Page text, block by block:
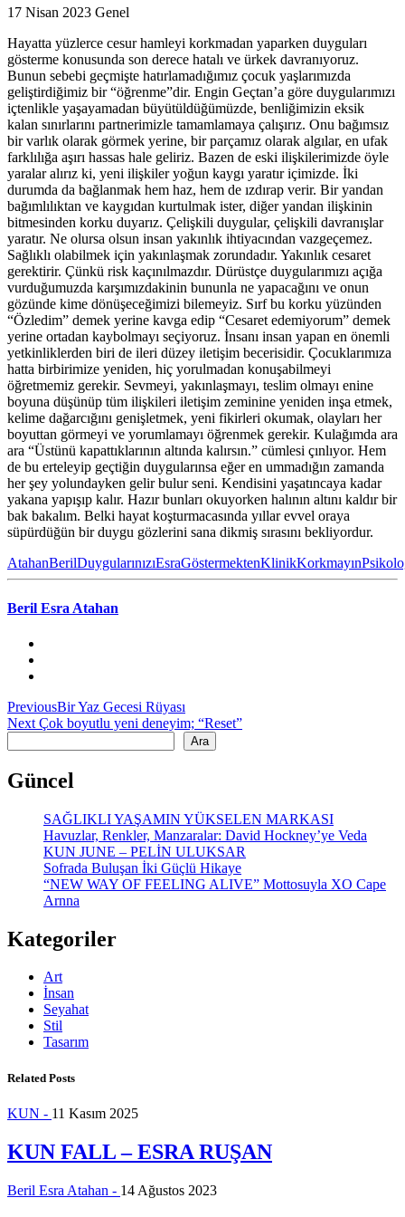
17 Nisan 2023 Genel
Hayatta yüzlerce cesur hamleyi korkmadan yaparken duyguları
gösterme konusunda son derece hatalı ve ürkek davranıyoruz.
Bunun sebebi geçmişte hatırlamadığımız çocuk yaşlarımızda
geliştirdiğimiz bir “öğrenme”dir. Engin Geçtan’a göre duygularımızı
içtenlikle yaşayamadan büyütüldüğümüzde, benliğimizin eksik
kalan sınırlarını partnerimizle tamamlamaya çalışırız. Onu bağımsız
bir varlık olarak görmek yerine, bir parçamız olarak algılar, en ufak
farklılığa aşırı hassas hale geliriz. Bazen de eski ilişkilerimizde öyle
yaralar alırız ki, yeni ilişkiler yoğun kaygı yaratır içimizde. İki
durumda da bağlanmak hem haz, hem de ızdırap verir. Bir yandan
bağımlılıktan ve kaygıdan kurtulmak ister, diğer yandan ilişkinin
bitmesinden korku duyarız. Çelişkili duygular, çelişkili davranışlar
yaratır. Ne olursa olsun insan yakınlık ihtiyacından vazgeçemez.
Sağlıklı olabilmek için yakınlaşmak zorundadır. Yakınlık cesaret
gerektirir. Çünkü risk kaçınılmazdır. Dürüstçe duygularımızı açığa
vurduğumuzda karşımızdakinin bununla ne yapacağını ve onun
gözünde kime dönüşeceğimizi bilemeyiz. Sırf bu korku yüzünden
“Özledim” demek yerine kavga edip “Cesaret edemiyorum” demek
yerine ortadan kaybolmayı seçiyoruz. İnsanı insan yapan en önemli
yetkinliklerden biri de ileri düzey iletişim becerisidir. Çocuklarımıza
hatta birbirimize yeniden, hiç yorulmadan konuşabilmeyi
öğretmemiz gerekir. Sevmeyi, yakınlaşmayı, teslim olmayı enine
boyuna düşünüp tüm ilişkileri iletişim zeminine yeniden inşa etmek,
kelime dağarcığını genişletmek, yeni fikirleri okumak, olayları her
boyuttan görmeyi ve yorumlamayı öğrenmek gerekir. Kulağımda ara
ara “Üstünü kapattıklarının altında kalırsın.” cümlesi çınlıyor. Hem
de bu erteleyip geçtiğin duygularınsa eğer en ummadığın zamanda
her şey yolundayken gelir bulur seni. Kendisini yaşatıncaya kadar
yakana yapışıp kalır. Hazır bunları okuyorken halının altını kaldır bir
bak bakalım. Belki hayat koşturmacasında yıllar evvel oraya
süpürdüğün bir duygu gözlerini sana dikmiş sırasını bekliyordur.
AtahanBerilDuygularınızıEsraGöstermektenKlinikKorkmayın
Beril Esra Atahan
Yazı
gezinmesi
PreviousPrevious
post:
Bir Yaz Gecesi Rüyası
Next Next
Çok boyutlu yeni deneyim; “Reset”
Ara
Güncel
SAĞLIKLI YAŞAMIN YÜKSELEN MARKASI
Havuzlar, Renkler, Manzaralar: David Hockney’ye Veda
KUN JUNE – PELİN ULUKSAR
Sofrada Buluşan İki Güçlü Hikaye
“NEW WAY OF FEELING ALIVE” Mottosuyla XO Cape
Arnna
Kategoriler
Art
İnsan
Seyahat
Stil
Tasarım
Related Posts
KUN - 11 Kasım 2025
KUN FALL – ESRA RUŞAN
Beril Esra Atahan - 14 Ağustos 2023